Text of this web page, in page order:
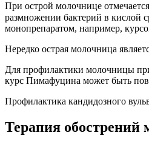
При острой молочнице
размножении бактерий в кислой
монопрепаратом, например,
Нередко острая молочница
Для профилактики молочницы
курс Пимафуцина может быть
Профилактика кандидозного
Терапия обострений